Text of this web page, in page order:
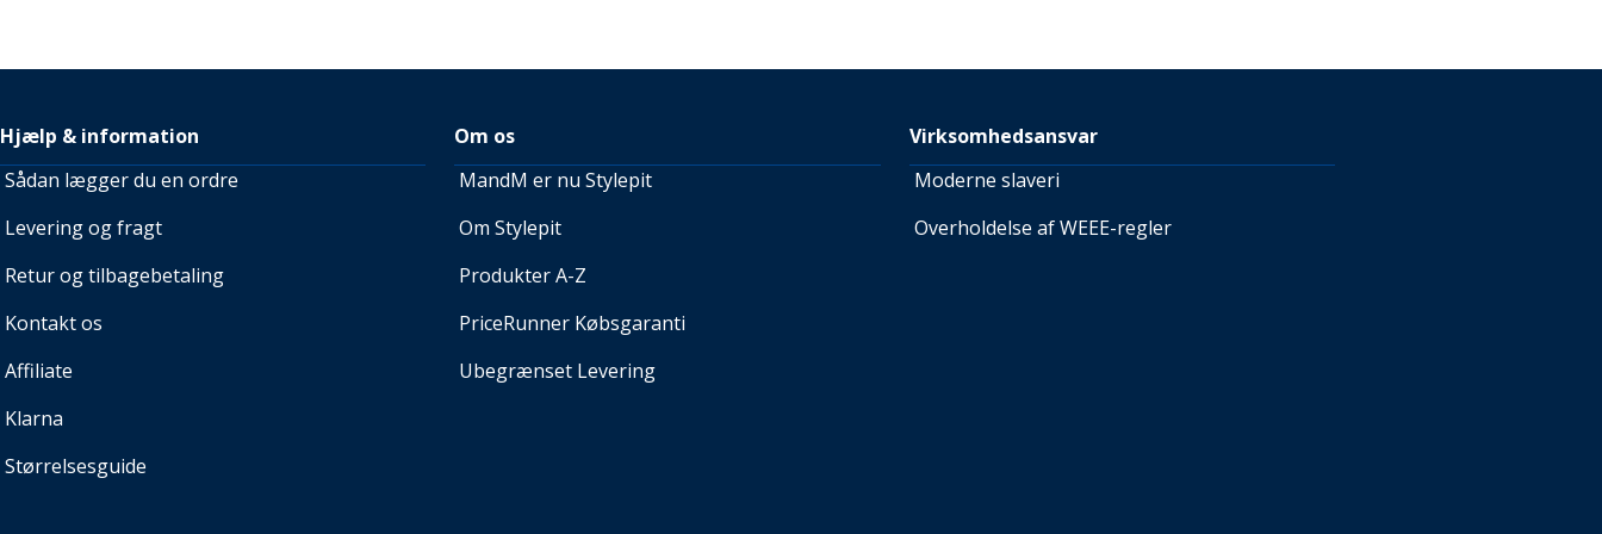
Hjælp & information
Sådan lægger du en ordre
Levering og fragt
Retur og tilbagebetaling
Kontakt os
Affiliate
Klarna
Størrelsesguide
Om os
MandM er nu Stylepit
Om Stylepit
Produkter A-Z
PriceRunner Købsgaranti
Ubegrænset Levering
Virksomhedsansvar
Moderne slaveri
Overholdelse af WEEE-regler